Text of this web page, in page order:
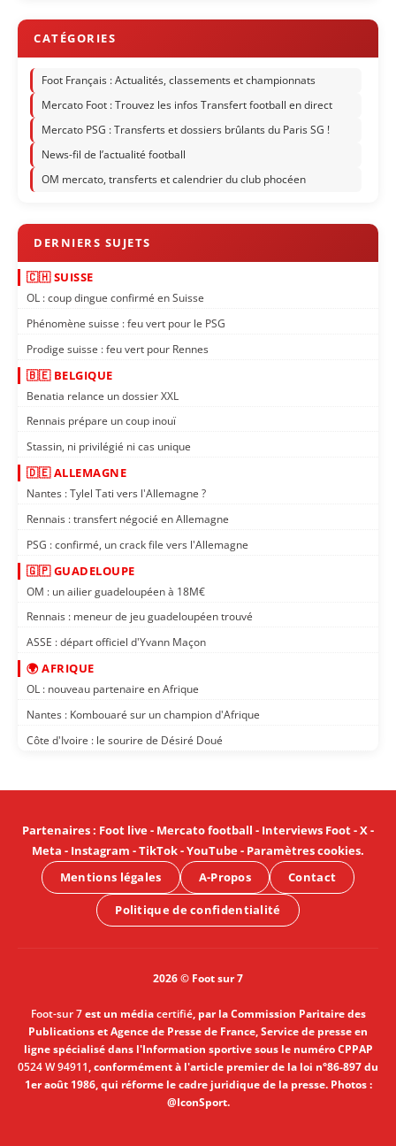
Foot Français : Actualités, classements et championnats
Mercato Foot : Trouvez les infos Transfert football en direct
Mercato PSG : Transferts et dossiers brûlants du Paris SG !
News-fil de l’actualité football
OM mercato, transferts et calendrier du club phocéen
🇨🇭 SUISSE
OL : coup dingue confirmé en Suisse
Phénomène suisse : feu vert pour le PSG
Prodige suisse : feu vert pour Rennes
🇧🇪 BELGIQUE
Benatia relance un dossier XXL
Rennais prépare un coup inouï
Stassin, ni privilégié ni cas unique
🇩🇪 ALLEMAGNE
Nantes : Tylel Tati vers l'Allemagne ?
Rennais : transfert négocié en Allemagne
PSG : confirmé, un crack file vers l'Allemagne
🇬🇵 GUADELOUPE
OM : un ailier guadeloupéen à 18M€
Rennais : meneur de jeu guadeloupéen trouvé
ASSE : départ officiel d'Yvann Maçon
🌍 AFRIQUE
OL : nouveau partenaire en Afrique
Nantes : Kombouaré sur un champion d'Afrique
Côte d'Ivoire : le sourire de Désiré Doué
Partenaires: Foot live- Mercato football - Interviews Foot-X-
Meta - Instagram -TikTok-YouTube- Paramètres cookies.
Mentions légales
A-Propos Contact
Politique de confidentialité
2026 © Foot sur 7
Foot-sur 7est un médiacertifié, par la Commission Paritaire des
Publications et Agence de Presse de France, Service de presse en
ligne spécialisé dans l'Information sportive sous le numéro CPPAP
0524 W 94911, conformément à l'article premier de la loi n°86-897 du
1er août 1986, qui réforme le cadre juridique de la presse. Photos :
@IconSport.